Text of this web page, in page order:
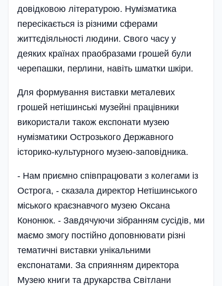
довідковою літературою. Нумізматика
пересікається із різними сферами
життєдіяльності людини. Свого часу у
деяких країнах праобразами грошей були
черепашки, перлини, навіть шматки шкіри.
Для формування виставки металевих
грошей нетішинські музейні працівники
використали також експонати музею
нумізматики Острозького Державного
історико-культурного музею-заповідника.
- Нам приємно співпрацювати з колегами із
Острога, - сказала директор Нетішинського
міського краєзнавчого музею Оксана
Кононюк. - Завдячуючи зібранням сусідів, ми
маємо змогу постійно доповнювати різні
тематичні виставки унікальними
експонатами. За сприянням директора
Музею книги та друкарства Світлани